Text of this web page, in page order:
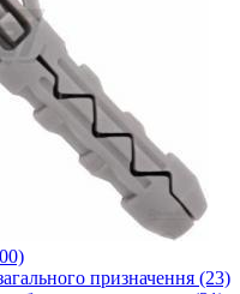
призначення (23)